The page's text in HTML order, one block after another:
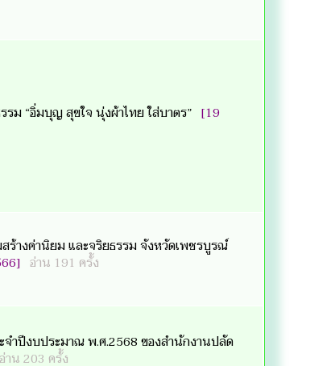
ม “อิ่มบุญ สุขใจ นุ่งผ้าไทย ใส่บาตร” [19
ร้างค่านิยม และจริยธรรม จังหวัดเพชรบูรณ์
อ่าน 191 ครั้ง
ำปีงบประมาณ พ.ศ.2568 ของสำนักงานปลัด
อ่าน 203 ครั้ง